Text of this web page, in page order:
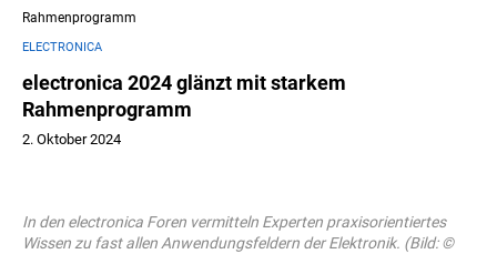
Rahmenprogramm
ELECTRONICA
electronica 2024 glänzt mit starkem
Rahmenprogramm
2. Oktober 2024
In den electronica Foren vermitteln Experten praxisorientiertes
Wissen zu fast allen Anwendungsfeldern der Elektronik. (Bild: ©